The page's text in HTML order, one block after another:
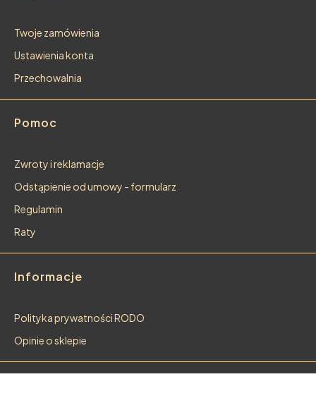
Twoje zamówienia
Ustawienia konta
Przechowalnia
Pomoc
Zwroty i reklamacje
Odstąpienie od umowy - formularz
Regulamin
Raty
Informacje
Polityka prywatności RODO
Opinie o sklepie